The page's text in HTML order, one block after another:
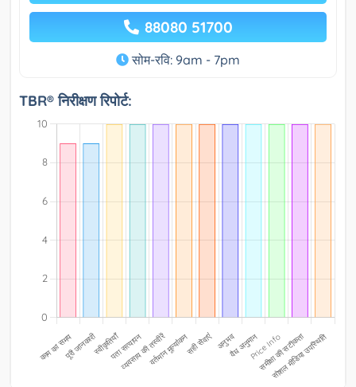
88080 51700
सोम-रवि: 9am - 7pm
TBR® निरीक्षण रिपोर्ट: